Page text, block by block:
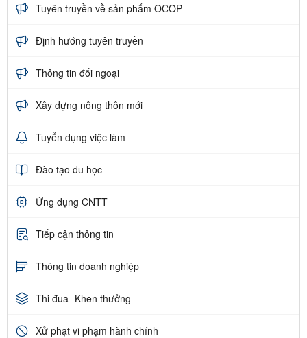
Tuyên truyền về sản phẩm OCOP
Định hướng tuyên truyền
Thông tin đối ngoại
Xây dựng nông thôn mới
Tuyển dụng việc làm
Đào tạo du học
Ứng dụng CNTT
Tiếp cận thông tin
Thông tin doanh nghiệp
Thi đua -Khen thưởng
Xử phạt vi phạm hành chính